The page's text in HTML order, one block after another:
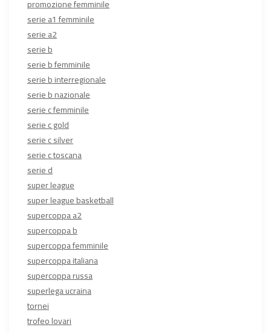
promozione femminile
serie a1 femminile
serie a2
serie b
serie b femminile
serie b interregionale
serie b nazionale
serie c femminile
serie c gold
serie c silver
serie c toscana
serie d
super league
super league basketball
supercoppa a2
supercoppa b
supercoppa femminile
supercoppa italiana
supercoppa russa
superlega ucraina
tornei
trofeo lovari